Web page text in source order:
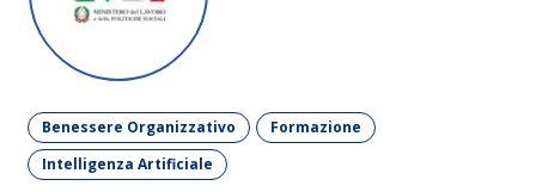
Benessere Organizzativo
Formazione
Intelligenza Artificiale